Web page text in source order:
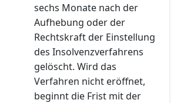
sechs Monate nach der
Aufhebung oder der
Rechtskraft der Einstellung
des Insolvenzverfahrens
gelöscht. Wird das
Verfahren nicht eröffnet,
beginnt die Frist mit der